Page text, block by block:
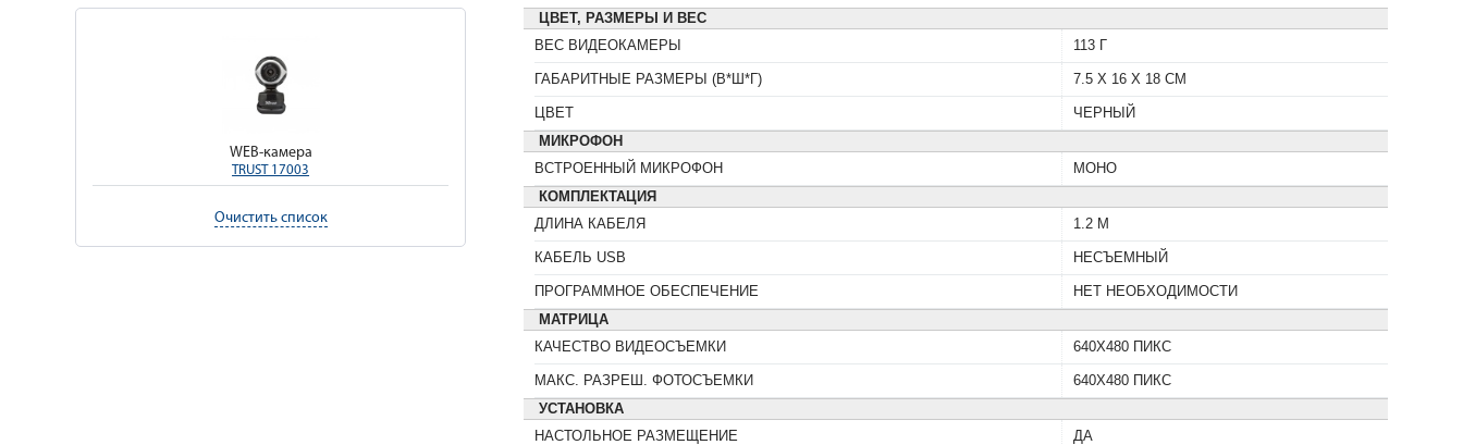
WEB-камера
TRUST 17003
Очистить список
ЦВЕТ, РАЗМЕРЫ И ВЕС
ВЕС ВИДЕОКАМЕРЫ
113 Г
ГАБАРИТНЫЕ РАЗМЕРЫ (В*Ш*Г) 7.5 X 16 X 18 CM
ЦВЕТ
ЧЕРНЫЙ
МИКРОФОН
ВСТРОЕННЫЙ МИКРОФОН
МОНО
КОМПЛЕКТАЦИЯ
ДЛИНА КАБЕЛЯ
1.2 М
КАБЕЛЬ USB НЕСЪЕМНЫЙ
ПРОГРАММНОЕ ОБЕСПЕЧЕНИЕ
НЕТ НЕОБХОДИМОСТИ
МАТРИЦА
КАЧЕСТВО ВИДЕОСЪЕМКИ
640X480 ПИКС
МАКС. РАЗРЕШ. ФОТОСЪЕМКИ
640X480 ПИКС
УСТАНОВКА
НАСТОЛЬНОЕ РАЗМЕЩЕНИЕ
ДА